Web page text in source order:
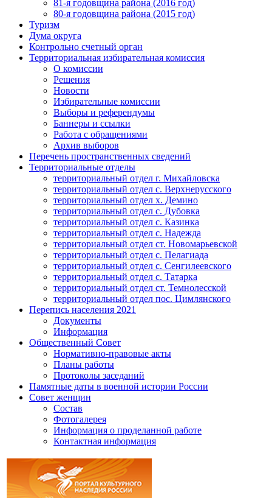
81-я годовщина района (2016 год)
80-я годовщина района (2015 год)
Туризм
Дума округа
Контрольно счетный орган
Территориальная избирательная комиссия
О комиссии
Решения
Новости
Избирательные комиссии
Выборы и референдумы
Баннеры и ссылки
Работа с обращениями
Архив выборов
Перечень пространственных сведений
Территориальные отделы
территориальный отдел г. Михайловска
территориальный отдел с. Верхнерусского
территориальный отдел х. Демино
территориальный отдел с. Дубовка
территориальный отдел с. Казинка
территориальный отдел с. Надежда
территориальный отдел ст. Новомарьевской
территориальный отдел с. Пелагиада
территориальный отдел с. Сенгилеевского
территориальный отдел с. Татарка
территориальный отдел ст. Темнолесской
территориальный отдел пос. Цимлянского
Перепись населения 2021
Документы
Информация
Общественный Совет
Нормативно-правовые акты
Планы работы
Протоколы заседаний
Памятные даты в военной истории России
Совет женщин
Состав
Фотогалерея
Информация о проделанной работе
Контактная информация